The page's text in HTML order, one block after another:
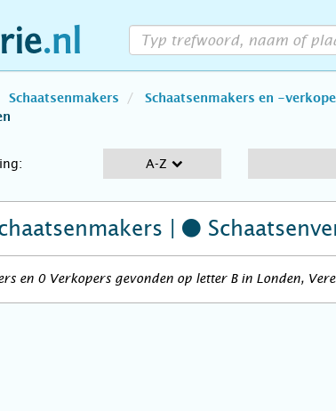
Schaatsenmakers Schaatsenmakers en -
A-Z
|
en 0 Verkopers gevonden op letter B in Londen,